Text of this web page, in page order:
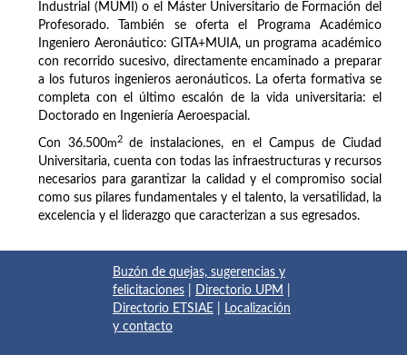
Industrial (MUMI) o el Máster Universitario de Formación del
Profesorado. También se oferta el Programa Académico
Ingeniero Aeronáutico: GITA+MUIA, un programa académico
con recorrido sucesivo, directamente encaminado a preparar
a los futuros ingenieros aeronáuticos. La oferta formativa se
completa con el último escalón de la vida universitaria: el
Doctorado en Ingeniería Aeroespacial.
Con 36.500m2
de instalaciones, en el Campus de Ciudad
Universitaria, cuenta con todas las infraestructuras y recursos
necesarios para garantizar la calidad y el compromiso social
como sus pilares fundamentales y el talento, la versatilidad, la
excelencia y el liderazgo que caracterizan a sus egresados.
Buzón de quejas, sugerencias y
felicitaciones
Directorio UPM
Directorio ETSIAE
Localización
y contacto